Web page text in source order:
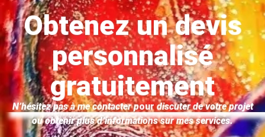
Obtenez un devis
personnalisé
gratuitement
N’hésitez pas à me contacter pourdiscuter de votre projet
ou obtenir plus d’informations sur mes services.